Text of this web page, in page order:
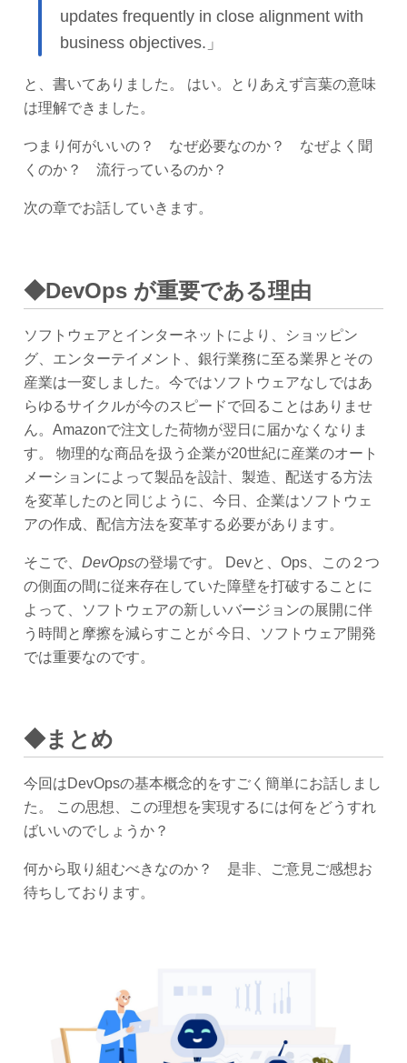
updates frequently in close alignment with
business objectives.」
と、書いてありました。 はい。とりあえず言葉の意味
は理解できました。
つまり何がいいの？ なぜ必要なのか？ なぜよく聞
くのか？ 流行っているのか？
次の章でお話していきます。
◆DevOps が重要である理由
ソフトウェアとインターネットにより、ショッピン
グ、エンターテイメント、銀行業務に至る業界とその
産業は一変しました。今ではソフトウェアなしではあ
らゆるサイクルが今のスピードで回ることはありませ
ん。Amazonで注文した荷物が翌日に届かなくなりま
す。 物理的な商品を扱う企業が20世紀に産業のオート
メーションによって製品を設計、製造、配送する方法
を変革したのと同じように、今日、企業はソフトウェ
アの作成、配信方法を変革する必要があります。
そこで、 DevOpsの登場です。 Devと、Ops、この２つ
の側面の間に従来存在していた障壁を打破することに
よって、ソフトウェアの新しいバージョンの展開に伴
う時間と摩擦を減らすことが 今日、ソフトウェア開発
では重要なのです。
◆まとめ
今回はDevOpsの基本概念的をすごく簡単にお話しまし
た。 この思想、この理想を実現するには何をどうすれ
ばいいのでしょうか？
何から取り組むべきなのか？ 是非、ご意見ご感想お
待ちしております。